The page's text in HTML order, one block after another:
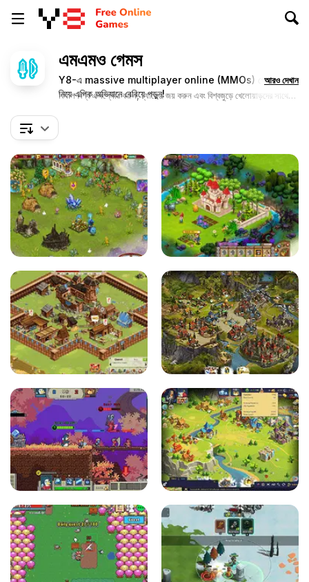
এমএমও গেমস
Y8-এ massive multiplayer online (MMOs) গেমসে অংশ
নিয়ে এপিক অভিযানে বেরিয়ে পড়ুন!
বিশাল বিশ্ব এক্সপ্লোর করুন, চ্যালেঞ্জ জয় করুন এবং বিশ্বজুড়ে খেলোয়াড়দের সাথে
আরও দেখান